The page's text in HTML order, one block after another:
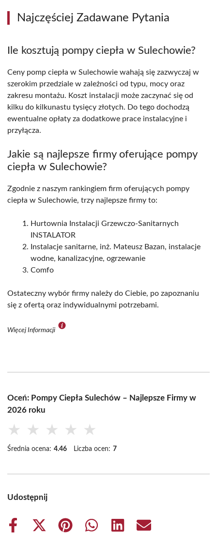
Najczęściej Zadawane Pytania
Ile kosztują pompy ciepła w Sulechowie?
Ceny pomp ciepła w Sulechowie wahają się zazwyczaj w
szerokim przedziale w zależności od typu, mocy oraz
zakresu montażu. Koszt instalacji może zaczynać się od
kilku do kilkunastu tysięcy złotych. Do tego dochodzą
ewentualne opłaty za dodatkowe prace instalacyjne i
przyłącza.
Jakie są najlepsze firmy oferujące pompy
ciepła w Sulechowie?
Zgodnie z naszym rankingiem firm oferujących pompy
ciepła w Sulechowie, trzy najlepsze firmy to:
Hurtownia Instalacji Grzewczo-Sanitarnych
INSTALATOR
Instalacje sanitarne, inż. Mateusz Bazan, instalacje
wodne, kanalizacyjne, ogrzewanie
Comfo
Ostateczny wybór firmy należy do Ciebie, po zapoznaniu
się z ofertą oraz indywidualnymi potrzebami.
Więcej Informacji
Oceń: Pompy Ciepła Sulechów – Najlepsze Firmy w
2026 roku
★ ★ ★ ★ ★
Średnia ocena: 4.46 Liczba ocen: 7
Udostępnij
Share
Share
Share
Share
Share
Share